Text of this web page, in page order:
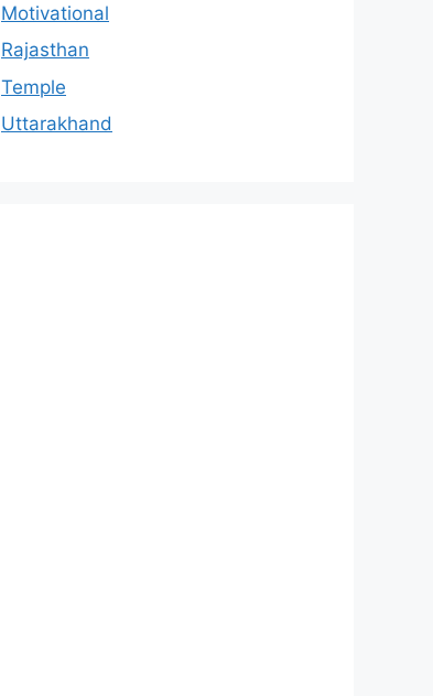
Motivational
Rajasthan
Temple
Uttarakhand